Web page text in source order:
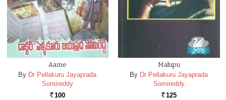
Aame
By Dr Pellakuru Jayaprada
Somireddy
Rs. 100
Malupu
By Dr Pellakuru Jayaprada
Somireddy
Rs. 125